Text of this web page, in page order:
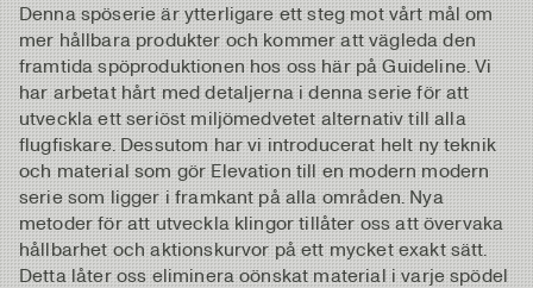
Denna spöserie är ytterligare ett steg mot vårt mål om
mer hållbara produkter och kommer att vägleda den
framtida spöproduktionen hos oss här på Guideline. Vi
har arbetat hårt med detaljerna i denna serie för att
utveckla ett seriöst miljömedvetet alternativ till alla
flugfiskare. Dessutom har vi introducerat helt ny teknik
och material som gör Elevation till en modern modern
serie som ligger i framkant på alla områden. Nya
metoder för att utveckla klingor tillåter oss att övervaka
hållbarhet och aktionskurvor på ett mycket exakt sätt.
Detta låter oss eliminera oönskat material i varje spödel